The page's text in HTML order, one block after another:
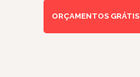
ORÇAMENTOS GRÁTIS